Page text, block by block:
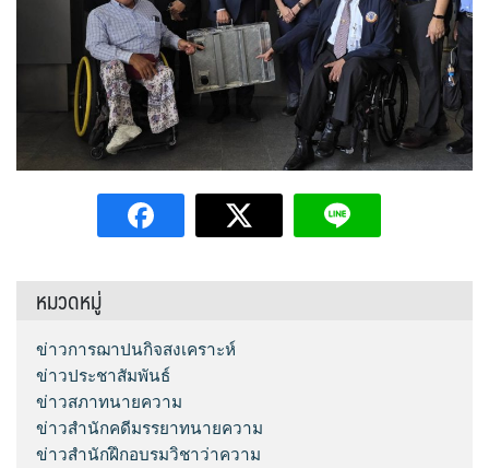
หมวดหมู่
ข่าวการฌาปนกิจสงเคราะห์
ข่าวประชาสัมพันธ์
ข่าวสภาทนายความ
ข่าวสำนักคดีมรรยาทนายความ
ข่าวสำนักฝึกอบรมวิชาว่าความ